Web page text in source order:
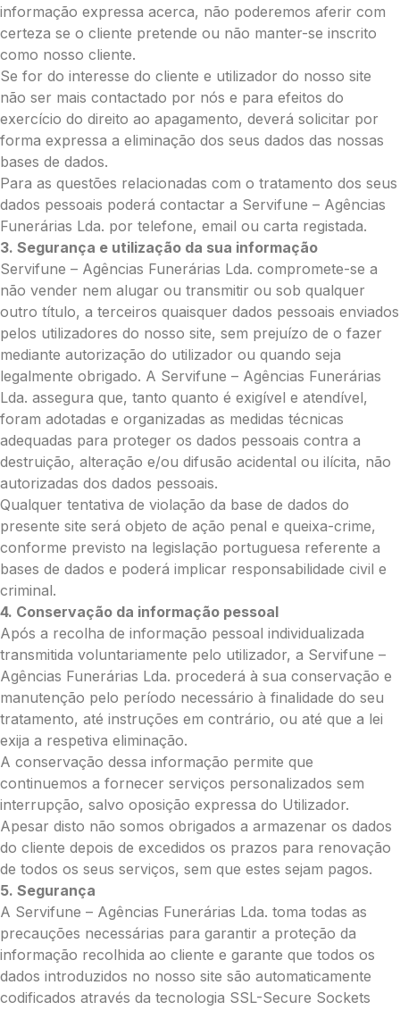
Pague mais tarde
Pequena (€85)
Média (€100)
Grande (€115)
Coroa:
Mini (€75)
Pequena (€85)
Média (€100)
Grande (€115)
O seu nome
Contacto telefónico*
O seu email*
Mensagem a constar no cartão
Pedidos/Informações adicionais
0.00
€
Enviar Flores (Paypal)
informação expressa acerca, não poderemos aferir com
certeza se o cliente pretende ou não manter-se inscrito
como nosso cliente.
Se for do interesse do cliente e utilizador do nosso site
não ser mais contactado por nós e para efeitos do
exercício do direito ao apagamento, deverá solicitar por
forma expressa a eliminação dos seus dados das nossas
bases de dados.
Para as questões relacionadas com o tratamento dos seus
dados pessoais poderá contactar a Servifune – Agências
Funerárias Lda. por telefone, email ou carta registada.
3. Segurança e utilização da sua informação
Servifune – Agências Funerárias Lda. compromete-se a
não vender nem alugar ou transmitir ou sob qualquer
outro título, a terceiros quaisquer dados pessoais enviados
pelos utilizadores do nosso site, sem prejuízo de o fazer
mediante autorização do utilizador ou quando seja
legalmente obrigado. A Servifune – Agências Funerárias
Lda. assegura que, tanto quanto é exigível e atendível,
foram adotadas e organizadas as medidas técnicas
adequadas para proteger os dados pessoais contra a
destruição, alteração e/ou difusão acidental ou ilícita, não
autorizadas dos dados pessoais.
Qualquer tentativa de violação da base de dados do
presente site será objeto de ação penal e queixa-crime,
conforme previsto na legislação portuguesa referente a
bases de dados e poderá implicar responsabilidade civil e
criminal.
4. Conservação da informação pessoal
Após a recolha de informação pessoal individualizada
transmitida voluntariamente pelo utilizador, a Servifune –
Agências Funerárias Lda. procederá à sua conservação e
manutenção pelo período necessário à finalidade do seu
tratamento, até instruções em contrário, ou até que a lei
exija a respetiva eliminação.
A conservação dessa informação permite que
continuemos a fornecer serviços personalizados sem
interrupção, salvo oposição expressa do Utilizador.
Apesar disto não somos obrigados a armazenar os dados
do cliente depois de excedidos os prazos para renovação
de todos os seus serviços, sem que estes sejam pagos.
5. Segurança
A Servifune – Agências Funerárias Lda. toma todas as
precauções necessárias para garantir a proteção da
informação recolhida ao cliente e garante que todos os
dados introduzidos no nosso site são automaticamente
codificados através da tecnologia SSL-Secure Sockets